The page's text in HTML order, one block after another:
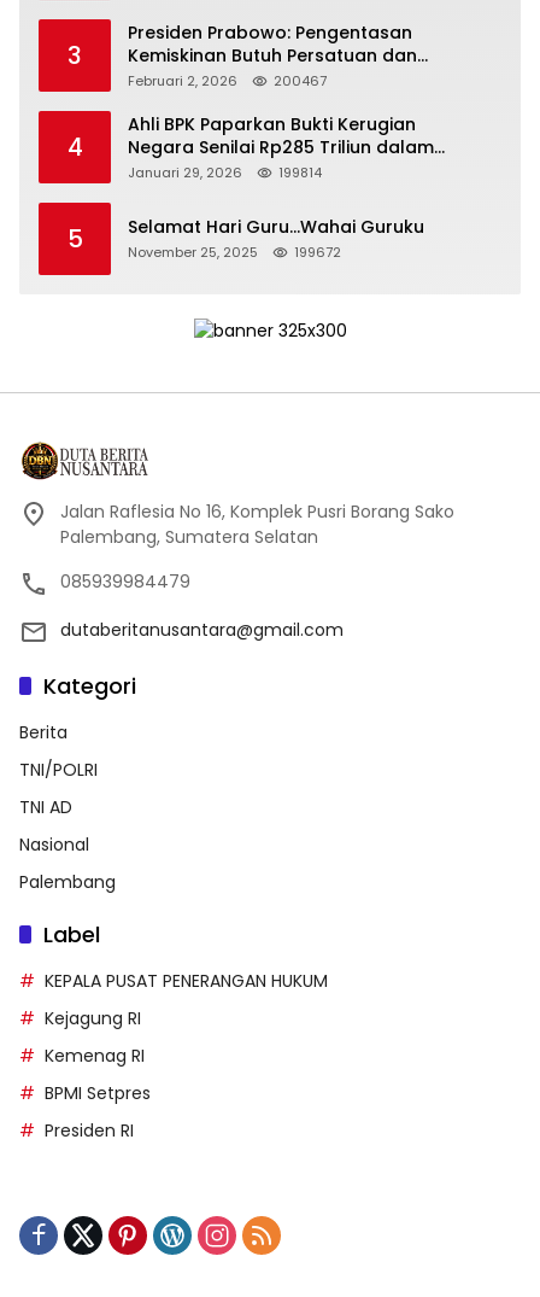
3
Presiden Prabowo: Pengentasan
Kemiskinan Butuh Persatuan dan
Kepemimpinan yang Bertanggung Jawab
Februari 2, 2026 200467
4
Ahli BPK Paparkan Bukti Kerugian
Negara Senilai Rp285 Triliun dalam
Persidangan Korupsi PT Pertamina
Januari 29, 2026 199814
5 Selamat Hari Guru…Wahai Guruku
November 25, 2025 199672
Jalan Raflesia No 16, Komplek Pusri Borang Sako
Palembang, Sumatera Selatan
085939984479
dutaberitanusantara@gmail.com
Kategori
Berita
TNI/POLRI
TNI AD
Nasional
Palembang
Label
KEPALA PUSAT PENERANGAN HUKUM
Kejagung RI
Kemenag RI
BPMI Setpres
Presiden RI